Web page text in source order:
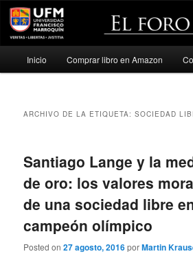
Ir
contenido
Ir
contenido
Inicio Comprar libro en Amazon
ARCHIVO DE LA ETIQUETA:SOCIEDAD
Santiago Lange y la
de oro: los valores
de una sociedad libre
campeón olímpico
Posted on27 agosto, 2016porMartin